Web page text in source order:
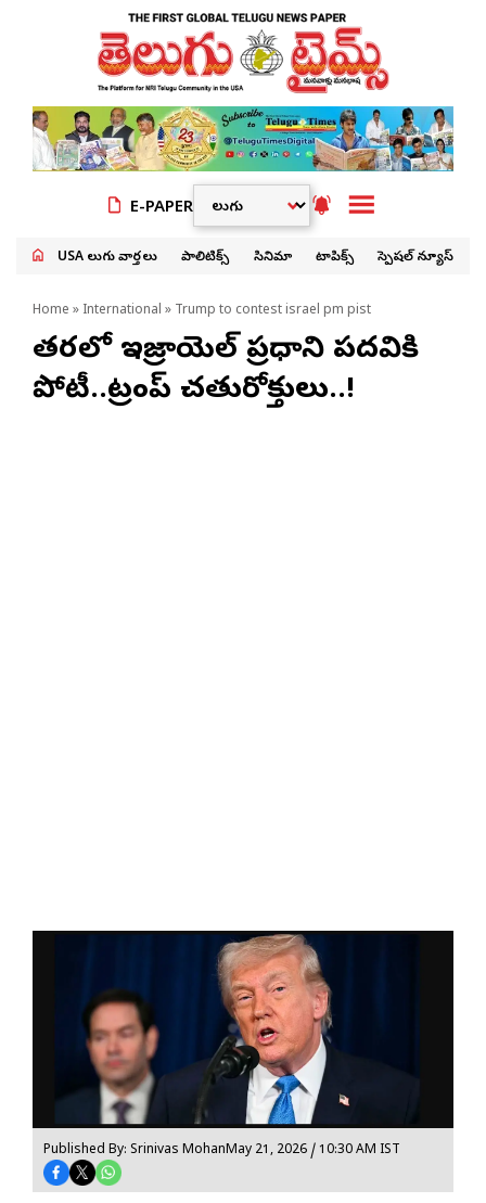
E-PAPER
USA తెలుగు వార్తలు పాలిటిక్స్ సినిమా టాపిక్స్ స్పెషల్ న్యూస్
Home » International » Trump to contest israel pm pist
త్వరలో ఇజ్రాయెల్ ప్రధాని పదవికి
పోటీ..ట్రంప్ చతురోక్తులు..!
Published By: Srinivas MohanMay 21, 2026 / 10:30 AM IST